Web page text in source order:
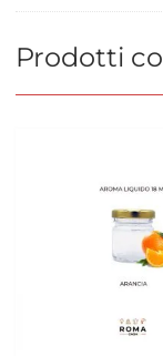
Prodotti